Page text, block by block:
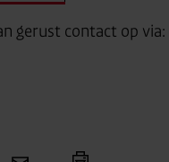
gerust contact op via: